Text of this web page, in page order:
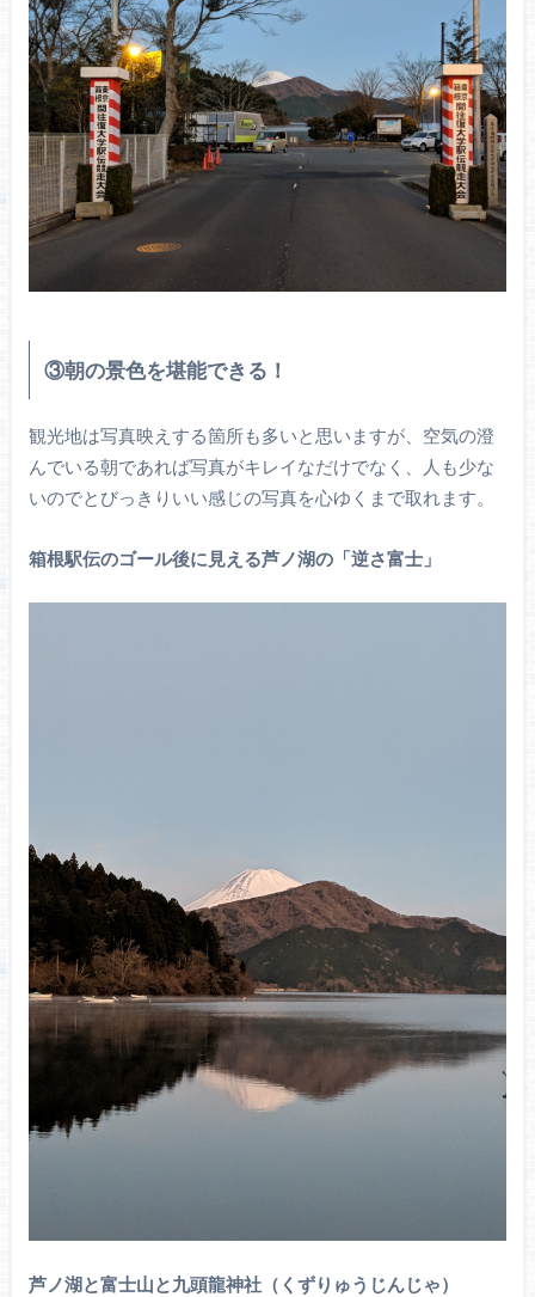
③朝の景色を堪能できる！
観光地は写真映えする箇所も多いと思いますが、空気の澄
んでいる朝であれば写真がキレイなだけでなく、人も少な
いのでとびっきりいい感じの写真を心ゆくまで取れます。
箱根駅伝のゴール後に見える芦ノ湖の「逆さ富士」
芦ノ湖と富士山と九頭龍神社（くずりゅうじんじゃ）